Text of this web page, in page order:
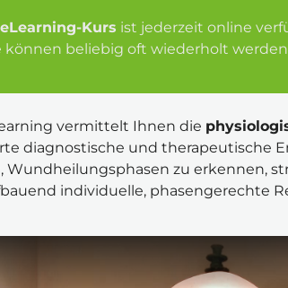
eLearning-Kurs ist jederzeit online
können beliebig oft wiederholt
vermittelt Ihnen die
diagnostische und therapeutische
Wundheilungsphasen zu erkennen,
individuelle, phasengerechte